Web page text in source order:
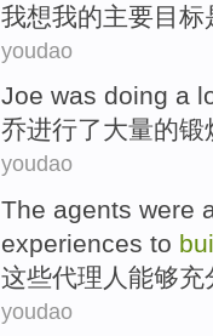
我想我的主要目标
youdao
Joe was doing a
乔进行了大量的锻
youdao
The agents were
experiences to
这些代理人 能够充
youdao